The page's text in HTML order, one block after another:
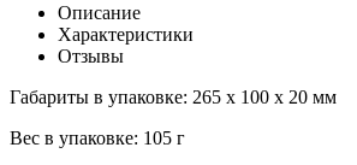
Описание
Характеристики
Отзывы
Габариты в упаковке: 265 x 100 x 20 мм
Вес в упаковке: 105 г